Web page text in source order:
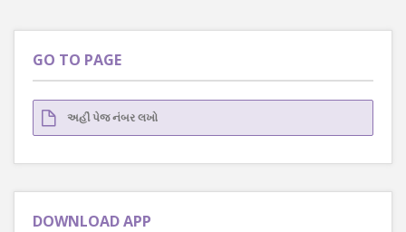
GO TO PAGE
DOWNLOAD APP